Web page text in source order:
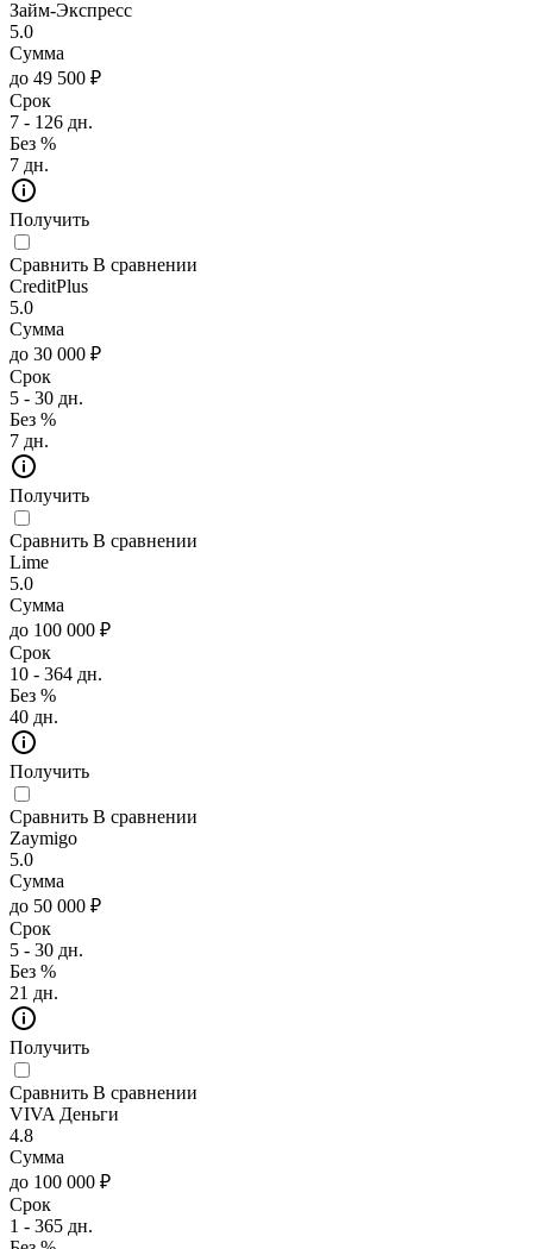
Займ-Экспресс
5.0
Сумма
до 49 500 ₽
Срок
7 - 126 дн.
Без %
7 дн.
Получить
Сравнить В сравнении
CreditPlus
5.0
Сумма
до 30 000 ₽
Срок
5 - 30 дн.
Без %
7 дн.
Получить
Сравнить В сравнении
Lime
5.0
Сумма
до 100 000 ₽
Срок
10 - 364 дн.
Без %
40 дн.
Получить
Сравнить В сравнении
Zaymigo
5.0
Сумма
до 50 000 ₽
Срок
5 - 30 дн.
Без %
21 дн.
Получить
Сравнить В сравнении
VIVA Деньги
4.8
Сумма
до 100 000 ₽
Срок
1 - 365 дн.